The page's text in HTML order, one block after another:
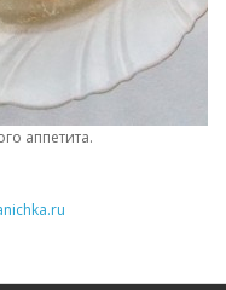
аппетита.